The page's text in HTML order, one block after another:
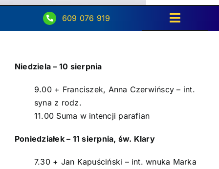
609 076 919
Toggle
Intencje
Niedziela – 10 sierpnia
9.00 + Franciszek, Anna Czerwińscy – int.
syna z rodz.
11.00 Suma w intencji parafian
Poniedziałek – 11 sierpnia, św. Klary
7.30 + Jan Kapuściński – int. wnuka Marka